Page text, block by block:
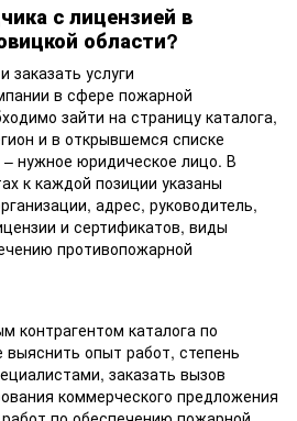
с лицензией в
области?
заказать услуги
в сфере пожарной
зайти на страницу каталога,
и в открывшемся списке
– нужное юридическое лицо. В
к каждой позиции указаны
адрес, руководитель,
и сертификатов, виды
противопожарной
контрагентом каталога по
опыт работ, степень
заказать вызов
коммерческого предложения